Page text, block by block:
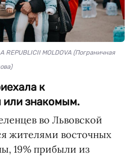
REPUBLICII MOLDOVA (Пограничная
к
или знакомым.
во Львовской
жителями восточных
19% прибыли из